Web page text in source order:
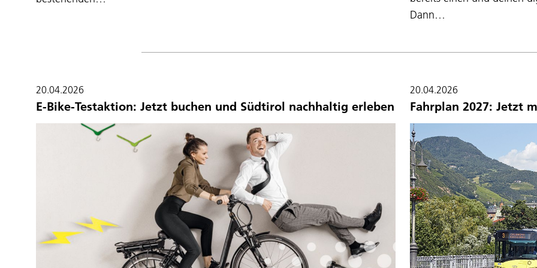
Dann…
20.04.2026
E-Bike-Testaktion: Jetzt buchen und Südtirol nachhaltig erleben
20.04.2026
Fahrplan 2027: Jetzt